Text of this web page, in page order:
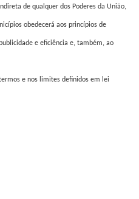
de qualquer dos Poderes da União,
obedecerá aos princípios de
e eficiência e, também, ao
e nos limites definidos em lei